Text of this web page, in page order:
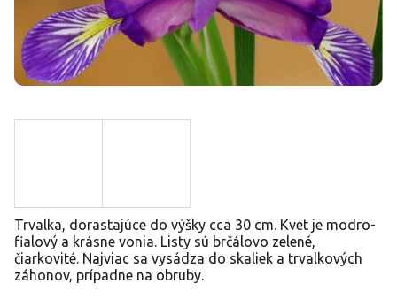
Trvalka, dorastajúce do výšky cca 30 cm. Kvet je modro-
fialový a krásne vonia. Listy sú brčálovo zelené,
čiarkovité. Najviac sa vysádza do skaliek a trvalkových
záhonov, prípadne na obruby.